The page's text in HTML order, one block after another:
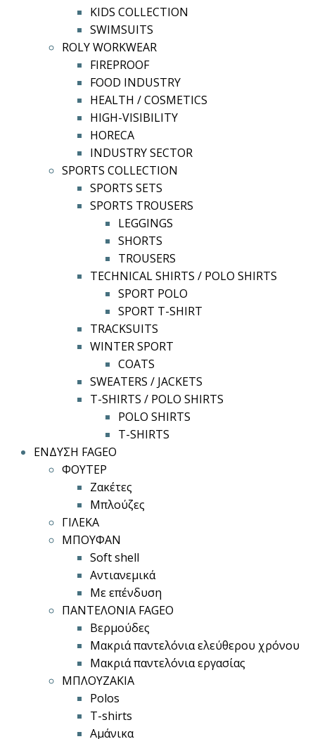
KIDS COLLECTION
SWIMSUITS
ROLY WORKWEAR
FIREPROOF
FOOD INDUSTRY
HEALTH / COSMETICS
HIGH-VISIBILITY
HORECA
INDUSTRY SECTOR
SPORTS COLLECTION
SPORTS SETS
SPORTS TROUSERS
LEGGINGS
SHORTS
TROUSERS
TECHNICAL SHIRTS / POLO SHIRTS
SPORT POLO
SPORT T-SHIRT
TRACKSUITS
WINTER SPORT
COATS
SWEATERS / JACKETS
T-SHIRTS / POLO SHIRTS
POLO SHIRTS
T-SHIRTS
ΕΝΔΥΣΗ FAGEO
ΦΟΥΤΕΡ
Ζακέτες
Μπλούζες
ΓΙΛΕΚΑ
ΜΠΟΥΦΑΝ
Soft shell
Αντιανεμικά
Με επένδυση
ΠΑΝΤΕΛΟΝΙΑ FAGEO
Βερμούδες
Μακριά παντελόνια ελεύθερου χρόνου
Μακριά παντελόνια εργασίας
ΜΠΛΟΥΖΑΚΙΑ
Polos
T-shirts
Αμάνικα